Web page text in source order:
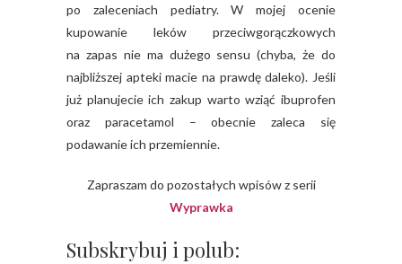
po zaleceniach pediatry. W mojej ocenie
kupowanie leków przeciwgorączkowych
na zapas nie ma dużego sensu (chyba, że do
najbliższej apteki macie na prawdę daleko). Jeśli
już planujecie ich zakup warto wziąć ibuprofen
oraz paracetamol – obecnie zaleca się
podawanie ich przemiennie.
Zapraszam do pozostałych wpisów z serii
Wyprawka
Subskrybuj i polub: